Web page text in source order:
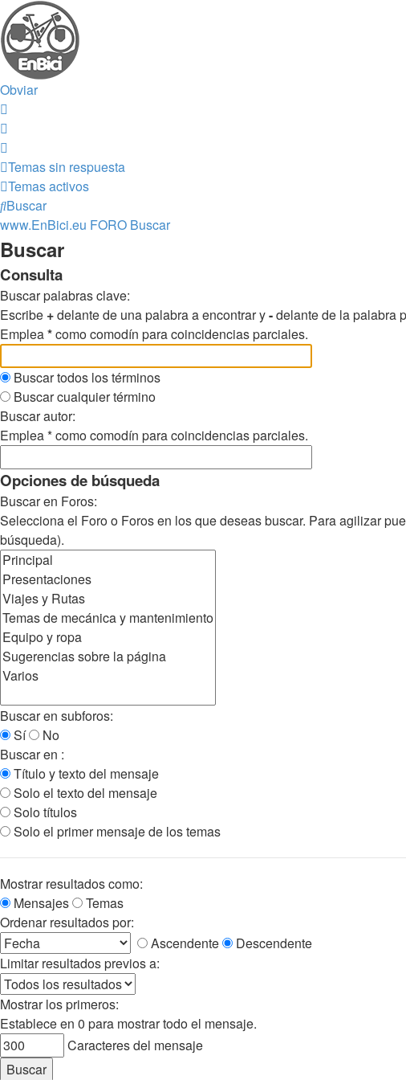
Obviar
Temas sin respuesta
Temas activos
Buscar
www.EnBici.eu FORO Buscar
Buscar
Consulta
Buscar palabras clave:
Escribe +delante de una palabra a encontrar y-delante de la palabra
Emplea*como comodín para coincidencias parciales.
Buscar todos los términos
Buscar cualquier término
Buscar autor:
Emplea * como comodín para coincidencias parciales.
Opciones de búsqueda
Buscar en Foros:
Selecciona el Foro o Foros en los que deseas buscar. Para agilizar
búsqueda).
Buscar en subforos:
Sí
No
Buscar en :
Título y texto del mensaje
Solo el texto del mensaje
Solo títulos
Solo el primer mensaje de los temas
Mostrar resultados como:
Mensajes
Temas
Ordenar resultados por:
Ascendente
Descendente
Limitar resultados previos a:
Mostrar los primeros:
Establece en 0 para mostrar todo el mensaje.
Caracteres del mensaje